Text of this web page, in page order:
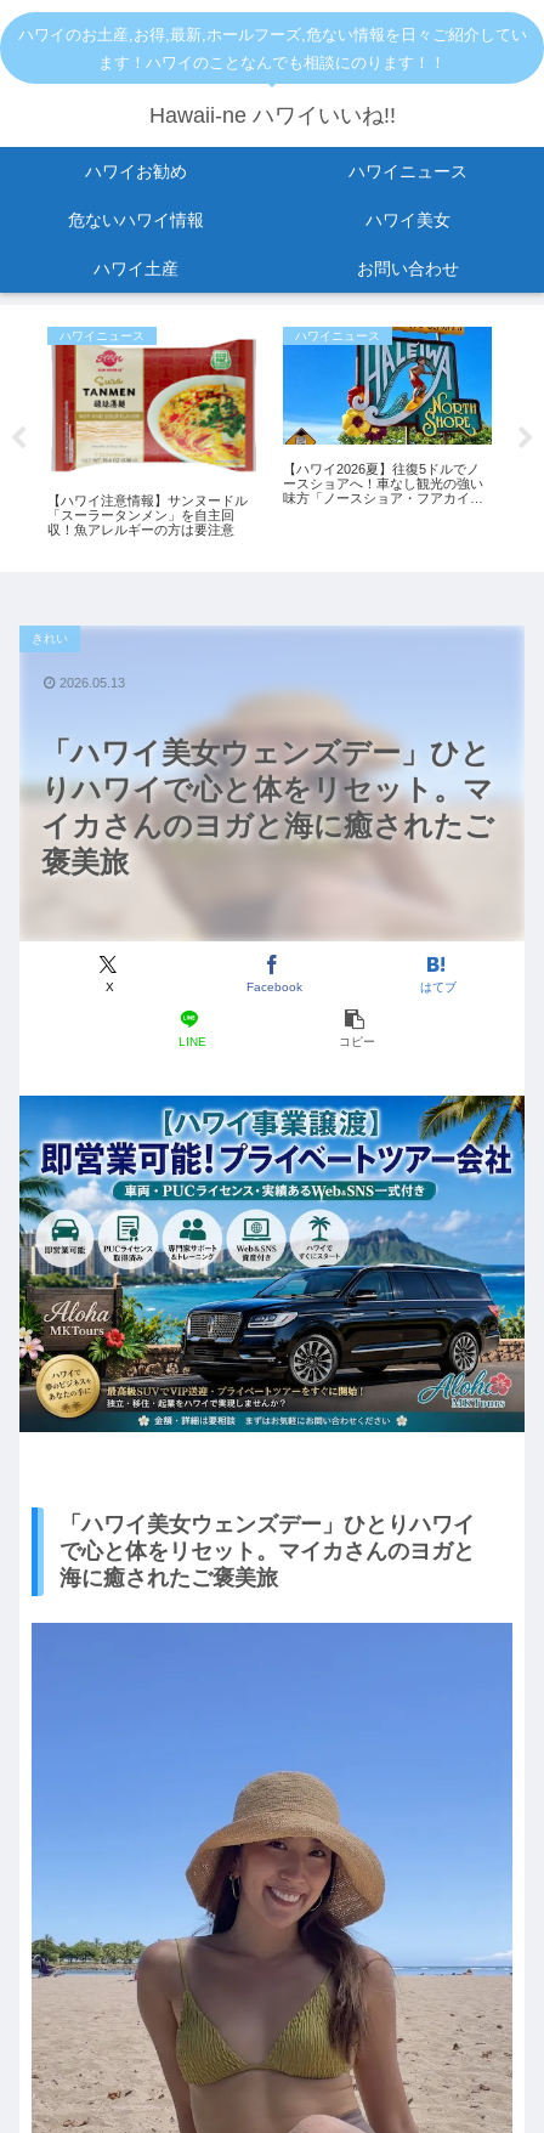
ハワイのお土産,お得,最新,ホールフーズ,危ない情報を日々ご紹介してい
ます！ハワイのことなんでも相談にのります！！
Hawaii-ne ハワイいいね!!
ハワイお勧め ハワイニュース
危ないハワイ情報 ハワイ美女
ハワイ土産 お問い合わせ
ハワイニュース
【ハワイ注意情報】サンヌードル
「スーラータンメン」を自主回
収！魚アレルギーの方は要注意
ハワイニュース
【ハワイ2026夏】往復5ドルでノ
ースショアへ！車なし観光の強い
味方「ノースショア・フアカイ」
「ハワイ美女ウェンズデー」ひと
りハワイで心と体をリセット。マ
イカさんのヨガと海に癒されたご
褒美旅
きれい
X Facebook はてブ
LINE コピー
2026.05.13
「ハワイ美女ウェンズデー」ひとりハワイ
で心と体をリセット。マイカさんのヨガと
海に癒されたご褒美旅